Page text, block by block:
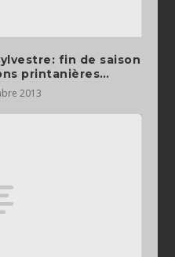
fin de saison
printanières…
2013